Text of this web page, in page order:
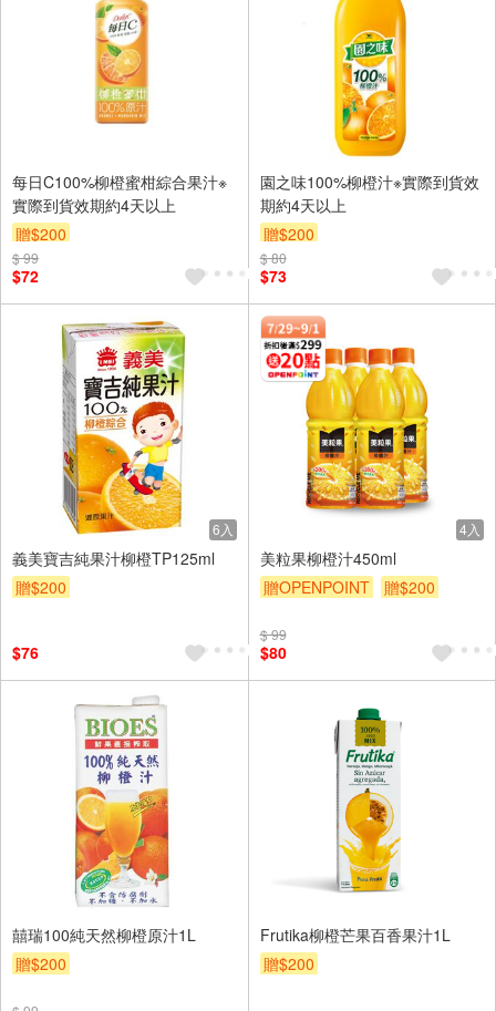
每日C100%柳橙蜜柑綜合果汁※
實際到貨效期約4天以上
贈$200
$ 99
$72
園之味100%柳橙汁※實際到貨效
期約4天以上
贈$200
$ 80
$73
6入
義美寶吉純果汁柳橙TP125ml
贈$200
$76
4入
美粒果柳橙汁450ml
贈OPENPOINT
贈$200
$ 99
$80
囍瑞100純天然柳橙原汁1L
贈$200
Frutika柳橙芒果百香果汁1L
贈$200